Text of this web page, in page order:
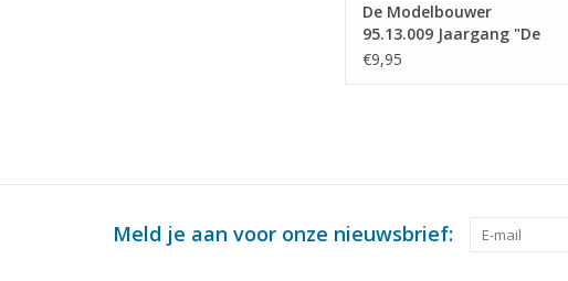
De Modelbouwer
95.13.009 Jaargang "De
Modelbouwer" Editie :
€9,95
Meld je aan voor onze nieuwsbrief: